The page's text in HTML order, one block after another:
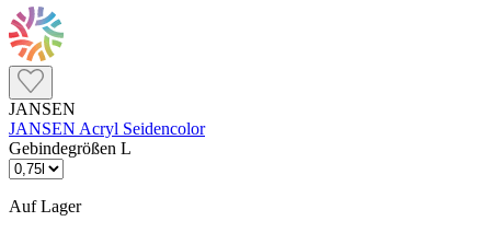
JANSEN
JANSEN Acryl Seidencolor
Gebindegrößen L
Auf Lager